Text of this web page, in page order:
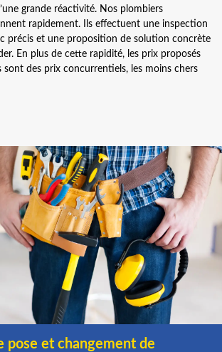
grande réactivité. Nos plombiers
rapidement. Ils effectuent une inspection
précis et une proposition de solution concrète
En plus de cette rapidité, les prix proposés
sont des prix concurrentiels, les moins chers
pose et changement de